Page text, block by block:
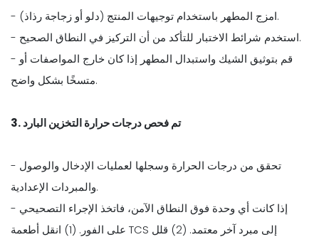
- امزج المطهر باستخدام توجيهات المنتج (دلو أو زجاجة رذاذ).
- استخدم شرائط الاختبار للتأكد من أن التركيز في النطاق الصحيح.
- قم بتوثيق الشيك واستبدال المطهر إذا كان خارج المواصفات أو
متسخًا بشكل واضح.
3. تم فحص درجات حرارة التخزين البارد
- تحقق من درجات الحرارة وسجلها لعمليات الإدخال والوصول
والمبردات الإعدادية.
- إذا كانت أي وحدة فوق النطاق الآمن، فاتخذ الإجراء التصحيحي
على الفور. (1) انقل أطعمة TCS إلى مبرد آخر معتمد. (2) قلل